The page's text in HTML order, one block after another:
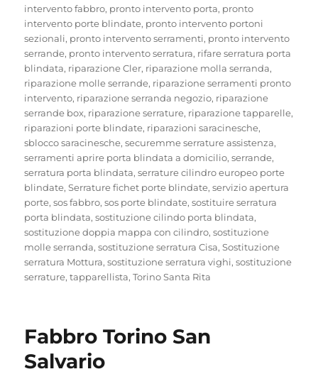
intervento fabbro, pronto intervento porta, pronto
intervento porte blindate, pronto intervento portoni
sezionali, pronto intervento serramenti, pronto intervento
serrande, pronto intervento serratura, rifare serratura porta
blindata, riparazione Cler, riparazione molla serranda,
riparazione molle serrande, riparazione serramenti pronto
intervento, riparazione serranda negozio, riparazione
serrande box, riparazione serrature, riparazione tapparelle,
riparazioni porte blindate, riparazioni saracinesche,
sblocco saracinesche,securemme serrature assistenza,
serramenti aprire porta blindata a domicilio,serrande,
serratura porta blindata,serrature cilindro europeo porte
blindate,Serrature fichet porte blindate,servizio apertura
porte,sos fabbro,sos porte blindate,sostituire serratura
porta blindata,sostituzione cilindo porta blindata,
sostituzione doppia mappa con cilindro,sostituzione
molle serranda,sostituzione serratura Cisa,Sostituzione
serratura Mottura,sostituzione serratura vighi,sostituzione
serrature,tapparellista,Torino Santa Rita
Fabbro Torino San
Salvario